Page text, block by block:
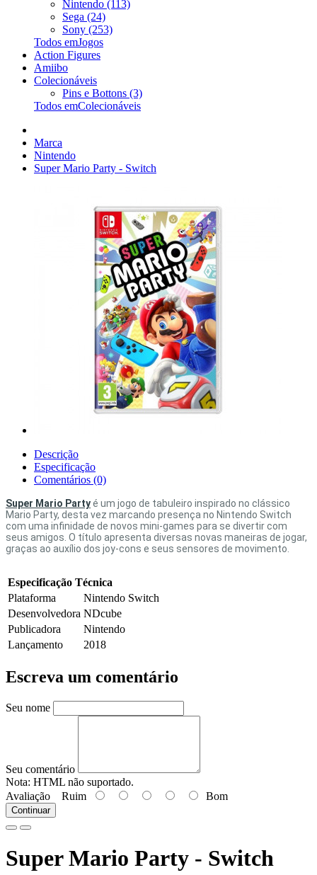
Nintendo (113)
Sega (24)
Sony (253)
Todos emJogos
Action Figures
Amiibo
Colecionáveis
Pins e Bottons (3)
Todos emColecionáveis
Marca
Nintendo
Super Mario Party - Switch
Descrição
Especificação
Comentários (0)
Super Mario Partyé um jogo de tabuleiro inspirado no clássico
Mario Party, desta vez marcando presença no Nintendo Switch
com uma infinidade de novos mini-games para se divertir com
seus amigos. O título apresenta diversas novas maneiras de jogar,
graças ao auxílio dos joy-cons e seus sensores de movimento.
Especificação Técnica
Plataforma
Nintendo Switch
Desenvolvedora NDcube
Publicadora
Nintendo
Lançamento
2018
Escreva um comentário
Seu nome
Seu comentário
Nota: HTML não suportado.
Avaliação Ruim Bom
Continuar
Super Mario Party - Switch